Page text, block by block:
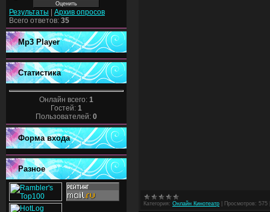
Результаты
Архив опросов
Всего ответов: 35
Mp3 Player
Статистика
Онлайн всего: 1
Гостей: 1
Пользователей: 0
Форма входа
Разное
Категория: Онлайн Кинотеатр Просмотров: 575